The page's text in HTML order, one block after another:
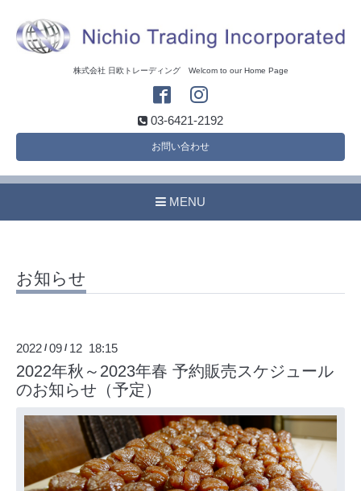
株式会社 日欧トレーディング Welcom to our Home Page
03-6421-2192
お問い合わせ
MENU
お知らせ
2022 /09 / 12 18:15
2022年秋～2023年春 予約販売スケジュール
のお知らせ（予定）